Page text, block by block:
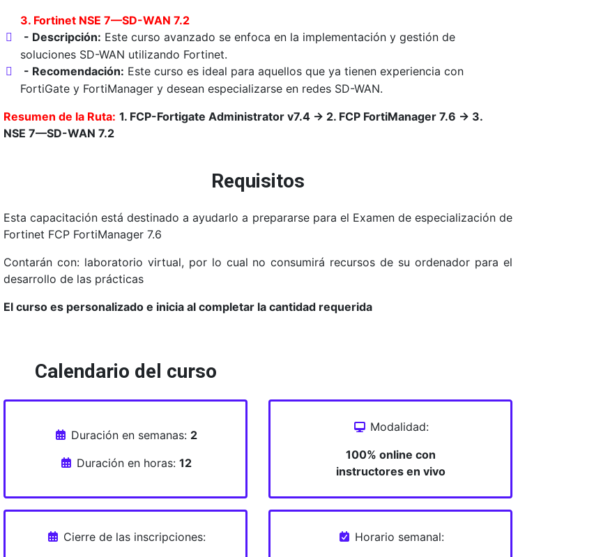
3. Fortinet NSE 7—SD-WAN 7.2
- Descripción: Este curso avanzado se enfoca en la implementación y gestión de
soluciones SD-WAN utilizando Fortinet.
- Recomendación: Este curso es ideal para aquellos que ya tienen experiencia con
FortiGate y FortiManager y desean especializarse en redes SD-WAN.
Resumen de la Ruta: 1. FCP-Fortigate Administrator v7.4 → 2. FCP FortiManager 7.6 → 3.
NSE 7—SD-WAN 7.2
Requisitos
Esta capacitación está destinado a ayudarlo a prepararse para el Examen de especialización de
Fortinet FCP FortiManager 7.6
Contarán con: laboratorio virtual, por lo cual no consumirá recursos de su ordenador para el
desarrollo de las prácticas
El curso es personalizado e inicia al completar la cantidad requerida
Calendario del curso
Duración en semanas: 2
Duración en horas: 12
Modalidad:
100% online con
instructores en vivo
Cierre de las inscripciones:
Horario semanal: